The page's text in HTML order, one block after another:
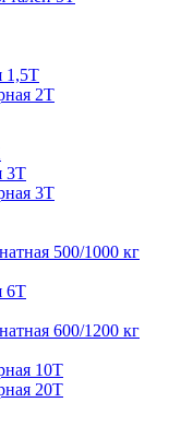
1,5Т
2Т
3Т
3Т
500/1000 кг
6Т
600/1200 кг
10Т
20Т